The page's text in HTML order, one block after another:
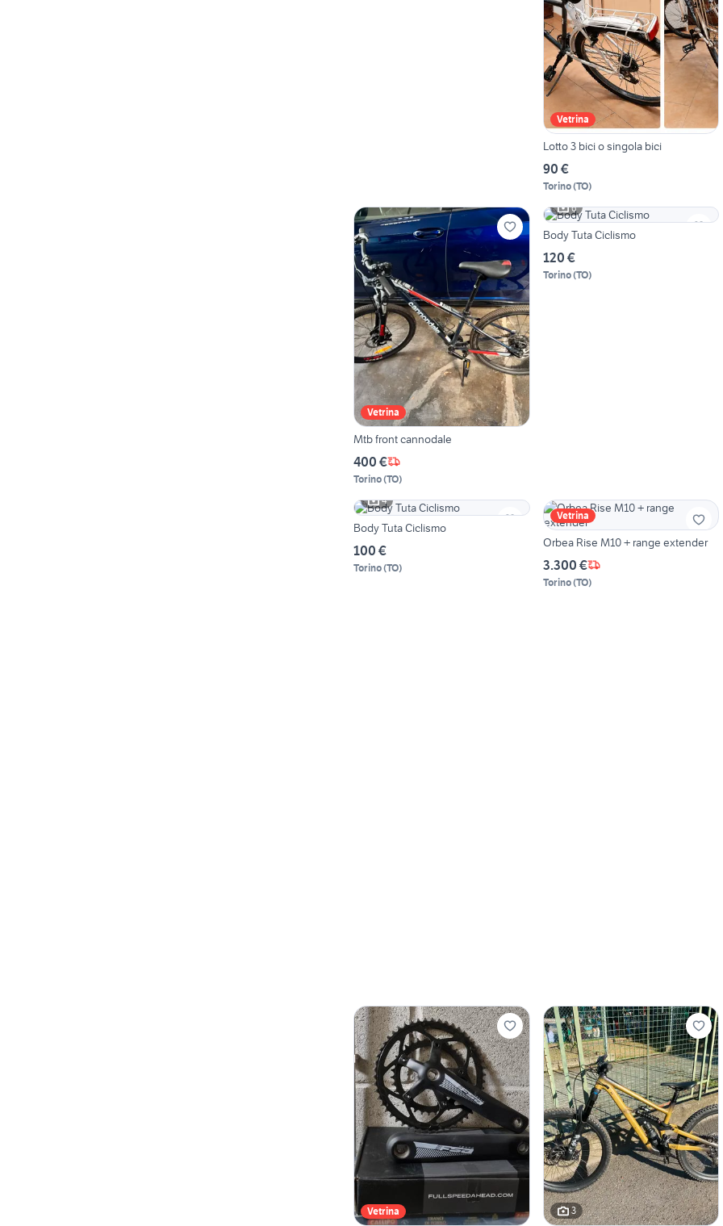
Vetrina
Lotto 3 bici o singola bici
90 €
Torino(TO)
Vetrina
Mtb front cannodale
400 €
Torino(TO)
6
Body Tuta Ciclismo
120 €
Torino(TO)
4
Body Tuta Ciclismo
100 €
Torino(TO)
Vetrina
Orbea Rise M10 + range extender
3.300 €
Torino(TO)
Vetrina 3